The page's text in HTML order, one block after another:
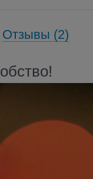
Отзывы (2)